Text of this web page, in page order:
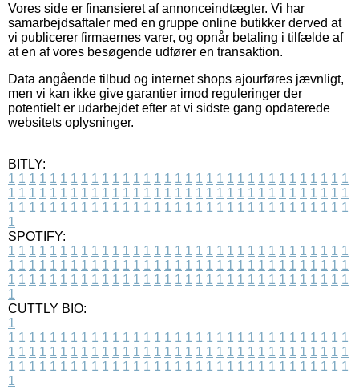
Vores side er finansieret af annonceindtægter. Vi har
samarbejdsaftaler med en gruppe online butikker derved at
vi publicerer firmaernes varer, og opnår betaling i tilfælde af
at en af vores besøgende udfører en transaktion.
Data angående tilbud og internet shops ajourføres jævnligt,
men vi kan ikke give garantier imod reguleringer der
potentielt er udarbejdet efter at vi sidste gang opdaterede
websitets oplysninger.
BITLY:
1 1 1 1 1 1 1 1 1 1 1 1 1 1 1 1 1 1 1 1 1 1 1 1 1 1 1 1 1 1 1 1 1
1 1 1 1 1 1 1 1 1 1 1 1 1 1 1 1 1 1 1 1 1 1 1 1 1 1 1 1 1 1 1 1 1
1 1 1 1 1 1 1 1 1 1 1 1 1 1 1 1 1 1 1 1 1 1 1 1 1 1 1 1 1 1 1 1 1
1
SPOTIFY:
1 1 1 1 1 1 1 1 1 1 1 1 1 1 1 1 1 1 1 1 1 1 1 1 1 1 1 1 1 1 1 1 1
1 1 1 1 1 1 1 1 1 1 1 1 1 1 1 1 1 1 1 1 1 1 1 1 1 1 1 1 1 1 1 1 1
1 1 1 1 1 1 1 1 1 1 1 1 1 1 1 1 1 1 1 1 1 1 1 1 1 1 1 1 1 1 1 1 1
1
CUTTLY BIO:
1
1 1 1 1 1 1 1 1 1 1 1 1 1 1 1 1 1 1 1 1 1 1 1 1 1 1 1 1 1 1 1 1 1
1 1 1 1 1 1 1 1 1 1 1 1 1 1 1 1 1 1 1 1 1 1 1 1 1 1 1 1 1 1 1 1 1
1 1 1 1 1 1 1 1 1 1 1 1 1 1 1 1 1 1 1 1 1 1 1 1 1 1 1 1 1 1 1 1 1
1